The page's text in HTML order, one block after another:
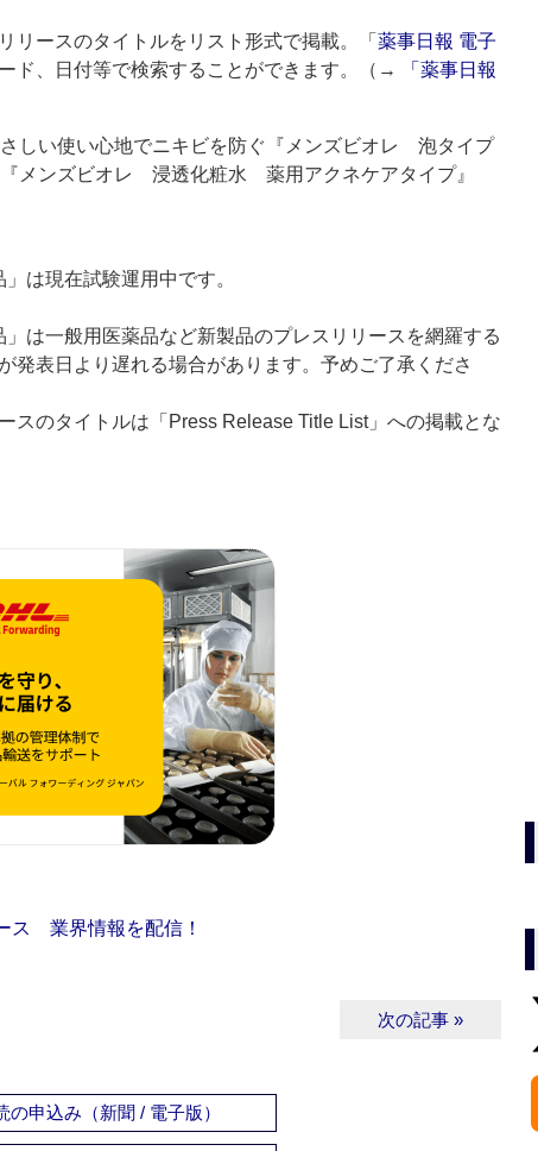
ースのタイトルをリスト形式で掲載。「 薬事日報 電子
ド、日付等で検索することができます。（→
「薬事日報
しい使い心地でニキビを防ぐ『メンズビオレ 泡タイプ
メンズビオレ 浸透化粧水 薬用アクネケアタイプ』
は現在試験運用中です。
は一般用医薬品など新製品のプレスリリースを網羅する
発表日より遅れる場合があります。予めご了承くださ
スのタイトルは「Press Release Title List」への掲載とな
ス 業界情報を配信！
次の記事 »
の申込み（新聞 / 電子版）